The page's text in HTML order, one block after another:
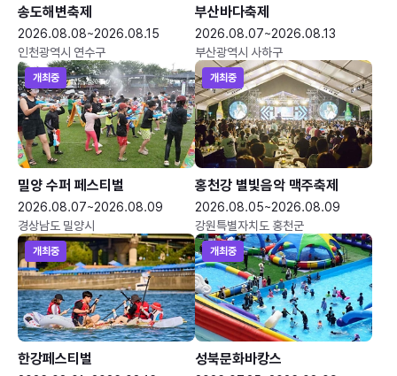
송도해변축제
2026.08.08~2026.08.15
인천광역시 연수구
부산바다축제
2026.08.07~2026.08.13
부산광역시 사하구
개최중
밀양 수퍼 페스티벌
2026.08.07~2026.08.09
경상남도 밀양시
개최중
홍천강 별빛음악 맥주축제
2026.08.05~2026.08.09
강원특별자치도 홍천군
개최중
한강페스티벌
개최중
성북문화바캉스